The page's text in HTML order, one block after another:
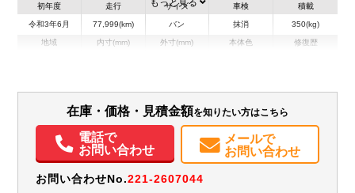
初年度
令和3年6月
走行
77,999(km)
サイズ
バン
車検
抹消
積載
350(kg)
地域 内寸(mm) 外寸(mm) 本体色 修復歴
エアコン パワステ パワーウィンドウ ABS エアバッグ
集中ドアロック
カーナビ
ETC ドラレコ
もっと見る
在庫・価格・見積金額を知りたい方はこちら
電話で
お問い合わせ
メールで
お問い合わせ
お問い合わせNo.221-2607044